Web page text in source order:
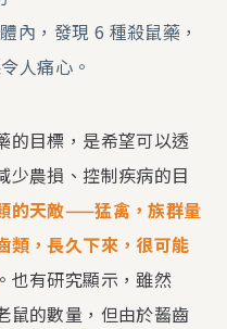
內，發現 6 種殺鼠藥，
人痛心。
的目標，是希望可以透
少農損、控制疾病的目
的天敵——猛禽，族群量
類，長久下來，很可能
。也有研究顯示，雖然
鼠的數量，但由於齧齒